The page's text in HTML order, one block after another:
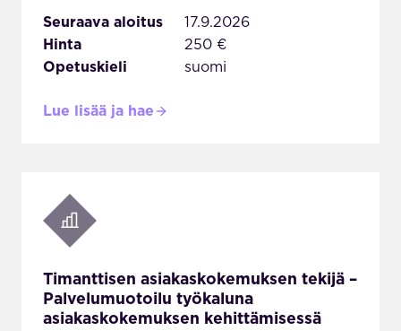
Seuraava aloitus
17.9.2026
Hinta
250 €
Opetuskieli
suomi
Lue lisää ja hae
Timanttisen asiakaskokemuksen tekijä –
Palvelumuotoilu työkaluna
asiakaskokemuksen kehittämisessä